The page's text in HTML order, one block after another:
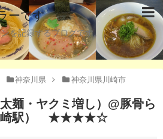
ーです
を記録するブログです。
神奈川県 神奈川県川崎市
麺・ヤクミ増し）@豚骨ら
川崎駅） ★★★★☆